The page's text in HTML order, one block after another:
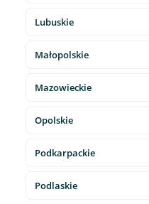
Lubuskie
Małopolskie
Mazowieckie
Opolskie
Podkarpackie
Podlaskie